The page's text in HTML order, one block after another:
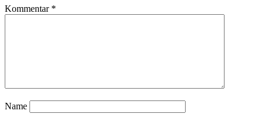
Kommentar *
Name